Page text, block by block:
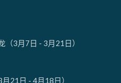
3月7日 - 3月21日）
21日 - 4月18日）